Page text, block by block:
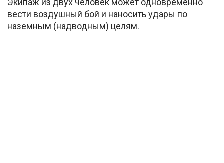
Экипаж из двух человек может одновременно
вести воздушный бой и наносить удары по
наземным (надводным) целям.